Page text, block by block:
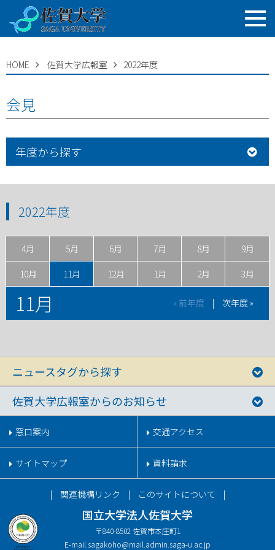
HOME 佐賀大学広報室 2022年度
会見
年度から探す
2022年度
4月 5月 6月 7月 8月 9月
10月 11月 12月 1月 2月 3月
11月 « 前年度 | 次年度 »
ニュースタグから探す
佐賀大学広報室からのお知らせ
窓口案内 交通アクセス
サイトマップ 資料請求
国立大学法人佐賀大学
〒840-8502 佐賀市本庄町1
E-mail. sagakoho@mail.admin.saga-u.ac.jp
関連機構リンク このサイトについて